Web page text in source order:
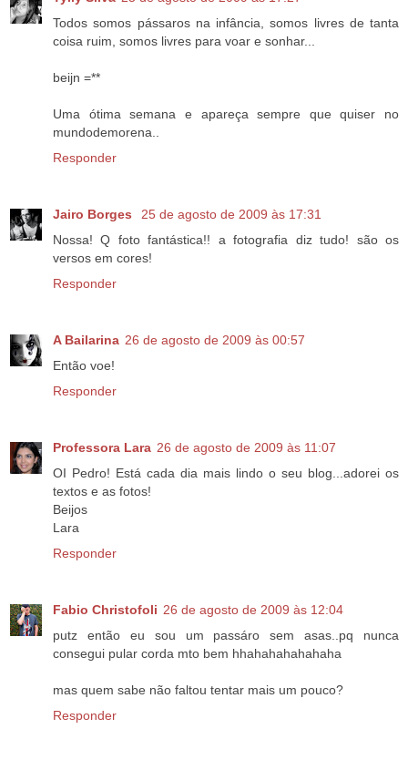
Todos somos pássaros na infância, somos livres de tanta
coisa ruim, somos livres para voar e sonhar...
beijn =**
Uma ótima semana e apareça sempre que quiser no
mundodemorena..
Responder
Jairo Borges
25 de agosto de 2009 às 17:31
Nossa! Q foto fantástica!! a fotografia diz tudo! são os
versos em cores!
Responder
A Bailarina 26 de agosto de 2009 às 00:57
Então voe!
Responder
Professora Lara 26 de agosto de 2009 às 11:07
OI Pedro! Está cada dia mais lindo o seu blog...adorei os
textos e as fotos!
Beijos
Lara
Responder
Fabio Christofoli 26 de agosto de 2009 às 12:04
putz então eu sou um passáro sem asas..pq nunca
consegui pular corda mto bem hhahahahahahaha
mas quem sabe não faltou tentar mais um pouco?
Responder